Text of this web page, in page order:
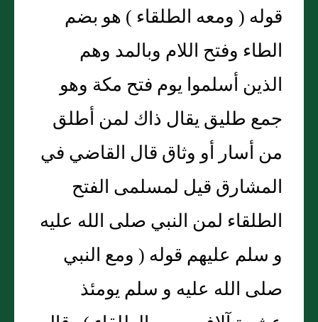
قوله ( ومعه الطلقاء ) هو بضم
الطاء وفتح اللام وبالمد وهم
الذين أسلموا يوم فتح مكة وهو
جمع طليق يقال ذاك لمن أطلق
من أسار أو وثاق قال القاضي في
المشارق قيل لمسلمى الفتح
الطلقاء لمن النبي صلى الله عليه
و سلم عليهم قوله ( ومع النبي
صلى الله عليه و سلم يومئذ